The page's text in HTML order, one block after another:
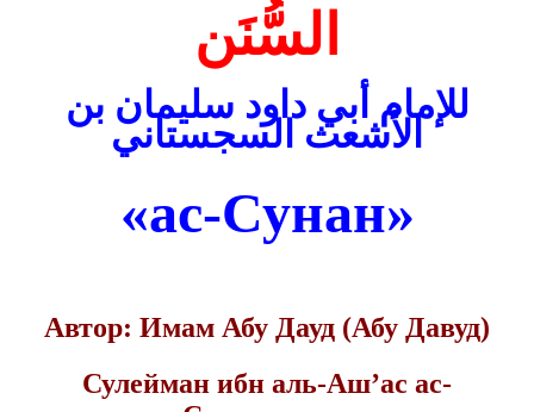
السُّنَن
للإمام أبي داود سليمان بن
الأشعث السجستاني
«ас-Сунан»
Автор: Имам Абу Дауд (Абу Давуд)
Сулейман ибн аль-Аш’ас ас-